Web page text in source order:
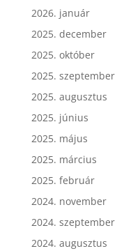
2026. január
2025. december
2025. október
2025. szeptember
2025. augusztus
2025. június
2025. május
2025. március
2025. február
2024. november
2024. szeptember
2024. augusztus